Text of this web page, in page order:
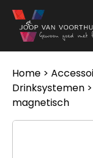
Ga naar de inhoud
Home >
Drinksystemen
magnetisch